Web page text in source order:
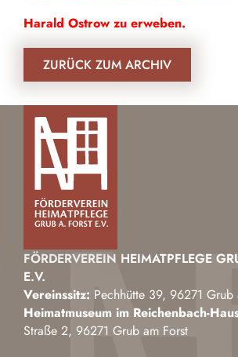
Harald Ostrow zu erweben.
ZURÜCK ZUM ARCHIV
FÖRDERVEREIN HEIMATPFLEGE
E.V.
Vereinssitz: Pechhütte 39, 96271 Grub
Heimatmuseum im Reichenbach-
Straße 2, 96271 Grub am Forst